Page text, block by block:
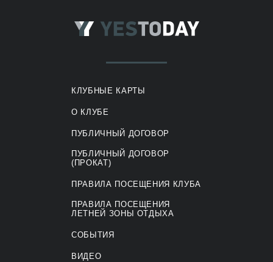
КЛУБНЫЕ КАРТЫ
О КЛУБЕ
ПУБЛИЧНЫЙ ДОГОВОР
ПУБЛИЧНЫЙ ДОГОВОР
(ПРОКАТ)
ПРАВИЛА ПОСЕЩЕНИЯ КЛУБА
ПРАВИЛА ПОСЕЩЕНИЯ
ЛЕТНЕЙ ЗОНЫ ОТДЫХА
СОБЫТИЯ
ВИДЕО